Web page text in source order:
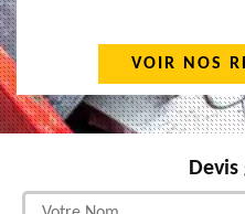
VOIR NOS